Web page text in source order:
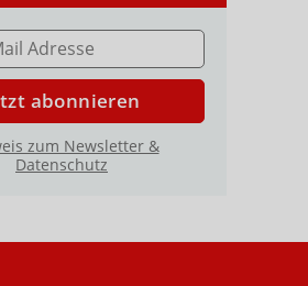
abonnieren
zum Newsletter &
Datenschutz